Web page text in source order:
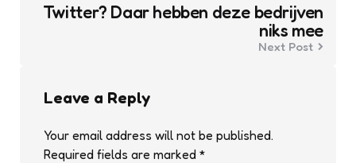
Twitter? Daar hebben deze bedrijven
niks mee
Next Post
Leave a Reply
Your email address will not be published.
Required fields are marked *